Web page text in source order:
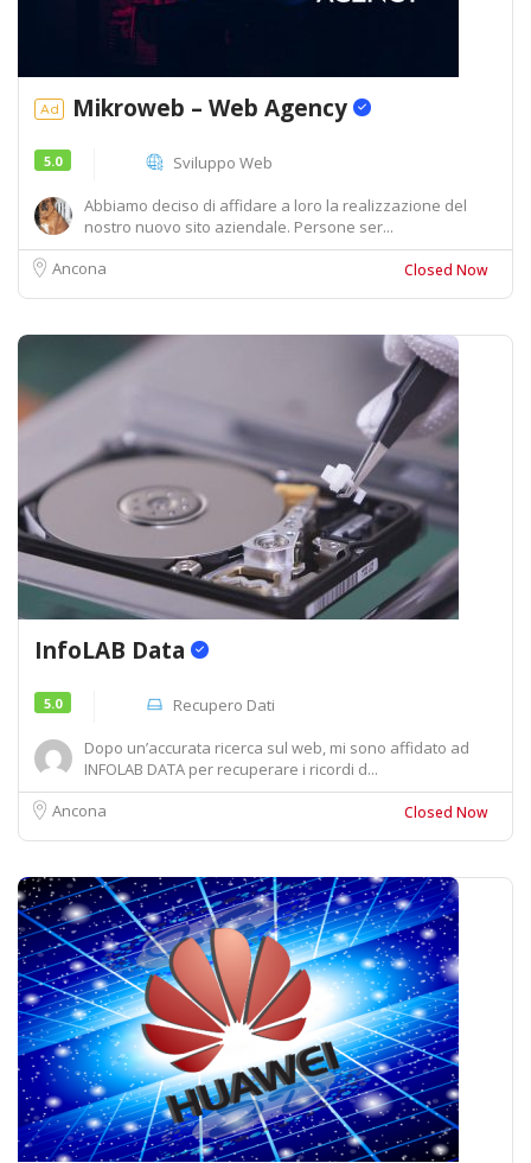
Ad Mikroweb – Web Agency
5.0
Sviluppo Web
Abbiamo deciso di affidare a loro la realizzazione del
nostro nuovo sito aziendale. Persone ser...
Ancona
Closed Now
InfoLAB Data
5.0
Recupero Dati
Dopo un’accurata ricerca sul web, mi sono affidato ad
INFOLAB DATA per recuperare i ricordi d...
Ancona
Closed Now